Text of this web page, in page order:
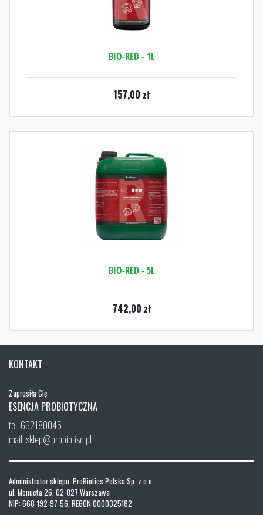
BIO-RED - 1L
157,00 zł
BIO-RED - 5L
742,00 zł
KONTAKT
Zaprosiła Cię
ESENCJA PROBIOTYCZNA
tel. 662180045
mail: sklep@probiotisc.pl
Administrator sklepu: ProBiotics Polska Sp. z o.o.
ul. Menueta 26, 02-827 Warszawa
NIP: 668-192-97-56, REGON 0000325182